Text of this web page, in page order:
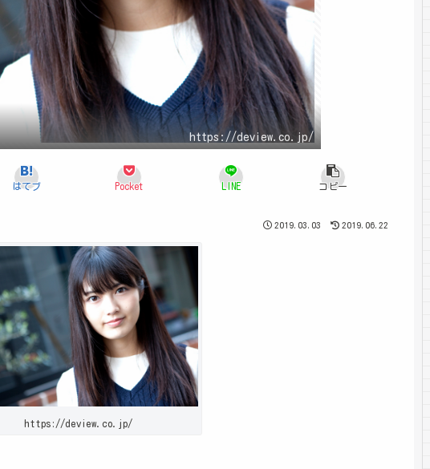
https://deview.co.jp/
はてブ Pocket LINE コピー
2019.03.03 2019.06.22
https://deview.co.jp/